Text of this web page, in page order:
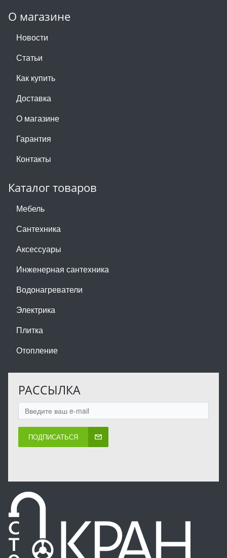
О магазине
Новости
Статьи
Как купить
Доставка
О магазине
Гарантия
Контакты
Каталог товаров
Мебель
Сантехника
Аксессуары
Инженерная сантехника
Водонагреватели
Электрика
Плитка
Отопление
РАССЫЛКА
ПОДПИСАТЬСЯ